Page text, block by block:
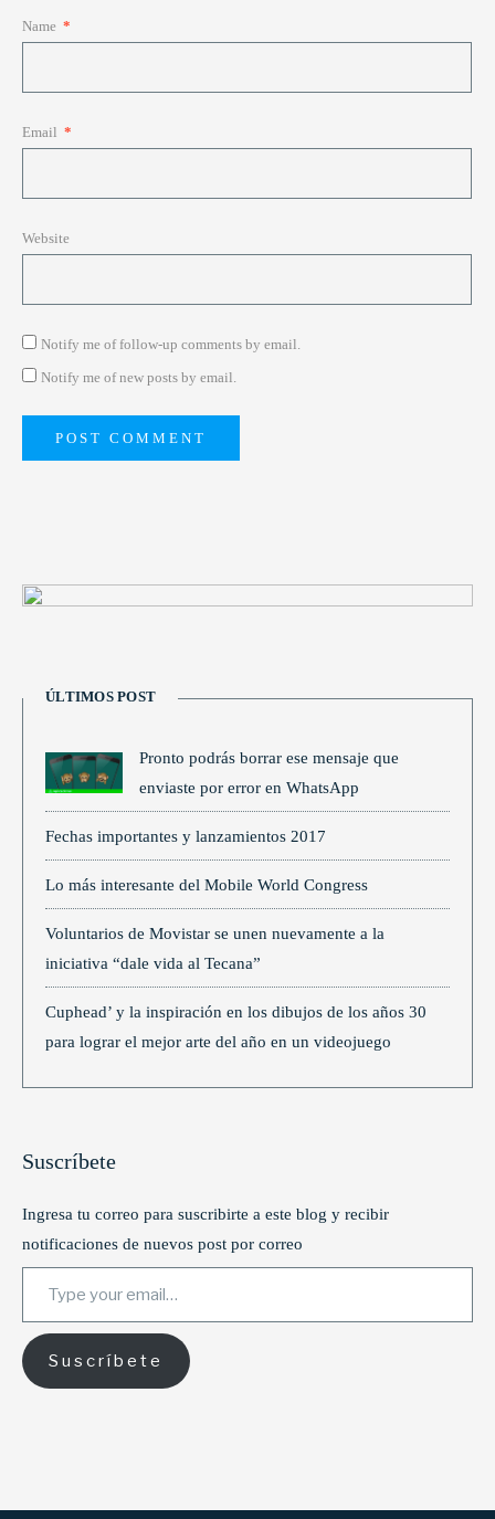
Name *
Email *
Website
Notify me of follow-up comments by email.
Notify me of new posts by email.
ÚLTIMOS POST
Pronto podrás borrar ese mensaje que
enviaste por error en WhatsApp
Fechas importantes y lanzamientos 2017
Lo más interesante del Mobile World Congress
Voluntarios de Movistar se unen nuevamente a la
iniciativa “dale vida al Tecana”
Cuphead’ y la inspiración en los dibujos de los años 30
para lograr el mejor arte del año en un videojuego
Suscríbete
Ingresa tu correo para suscribirte a este blog y recibir
notificaciones de nuevos post por correo
Type your email…
Suscríbete